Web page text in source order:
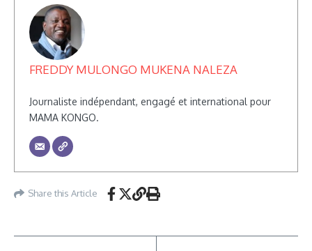
FREDDY MULONGO MUKENA NALEZA
Journaliste indépendant, engagé et international pour
MAMA KONGO.
Share this Article